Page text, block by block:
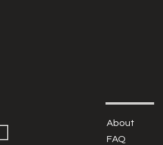
About
FAQ